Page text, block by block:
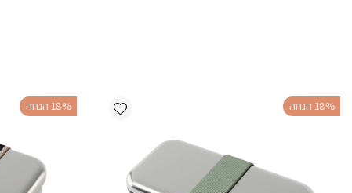
Add wishlist ‫18% הנחה ‫18% הנחה